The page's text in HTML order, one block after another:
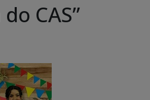
CAS”